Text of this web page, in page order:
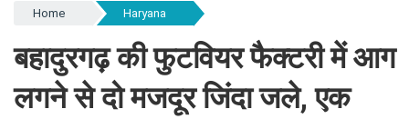
Home Haryana
बहादुरगढ़ की फुटवियर फैक्टरी में आग
लगने से दो मजदूर जिंदा जले, एक